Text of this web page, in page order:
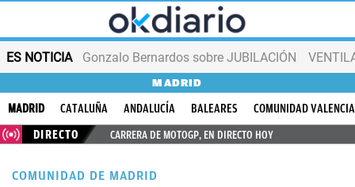
ES NOTICIA Gonzalo Bernardos sobre JUBILACIÓN
MADRID
MADRID CATALUÑA ANDALUCÍA BALEARES
COMUNIDAD
DIRECTO
CARRERA DE MOTOGP, EN DIRECTO HOY
COMUNIDAD DE MADRID